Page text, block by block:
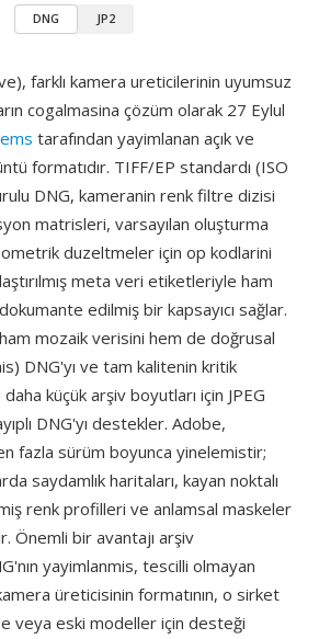
DNG JP2
farklı kamera ureticilerinin uyumsuz
cogalmasina çözüm olarak 27 Eylul
tarafından yayimlanan açık ve
formatıdır. TIFF/EP standardı (ISO
DNG, kameranin renk filtre dizisi
matrisleri, varsayılan oluşturma
duzeltmeler için op kodlarini
meta veri etiketleriyle ham
edilmiş bir kapsayıcı sağlar.
mozaik verisini hem de doğrusal
DNG'yı ve tam kalitenin kritik
küçük arşiv boyutları için JPEG
DNG'yı destekler. Adobe,
fazla sürüm boyunca yinelemistir;
saydamlık haritaları, kayan noktalı
renk profilleri ve anlamsal maskeler
Önemli bir avantajı arşiv
yayimlanmis, tescilli olmayan
üreticisinin formatının, o sirket
veya eski modeller için desteği